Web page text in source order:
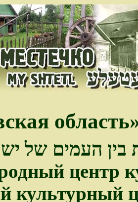
בין העמים של
центр
культурный